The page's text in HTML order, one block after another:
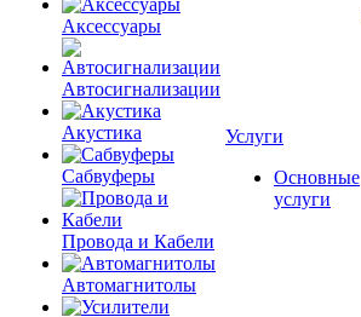
Аксессуары
Автосигнализации
Акустика
Сабвуферы
Провода и Кабели
Автомагнитолы
Услуги
Основные
услуги